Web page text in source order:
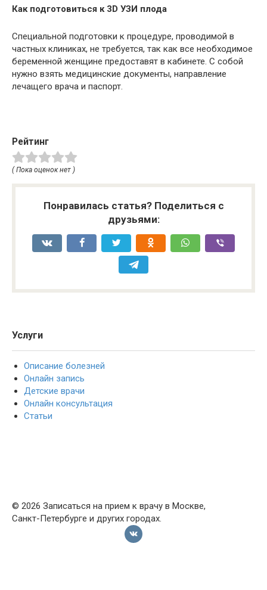
Как подготовиться к 3D УЗИ плода
Специальной подготовки к процедуре, проводимой в
частных клиниках, не требуется, так как все необходимое
беременной женщине предоставят в кабинете. С собой
нужно взять медицинские документы, направление
лечащего врача и паспорт.
Рейтинг
( Пока оценок нет )
Понравилась статья? Поделиться с
друзьями:
Услуги
Описание болезней
Онлайн запись
Детские врачи
Онлайн консультация
Статьи
© 2026 Записаться на прием к врачу в Москве,
Санкт-Петербурге и других городах.